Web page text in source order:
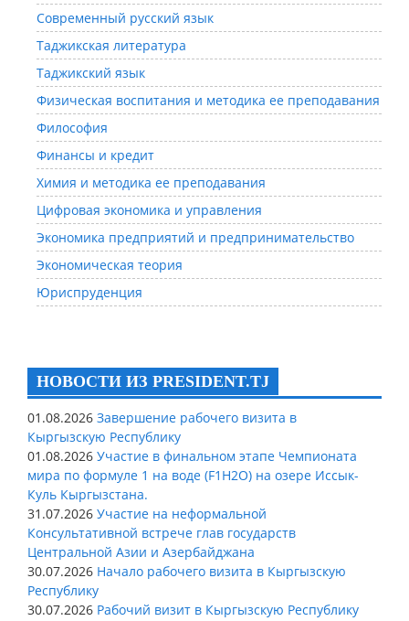
Современный русский язык
Таджикская литература
Таджикский язык
Физическая воспитания и методика ее преподавания
Философия
Финансы и кредит
Химия и методика ее преподавания
Цифровая экономика и управления
Экономика предприятий и предпринимательство
Экономическая теория
Юриспруденция
НОВОСТИ ИЗ PRESIDENT.TJ
01.08.2026 Завершение рабочего визита в
Кыргызскую Республику
01.08.2026 Участие в финальном этапе Чемпионата
мира по формуле 1 на воде (F1H2O) на озере Иссык-
Куль Кыргызстана.
31.07.2026 Участие на неформальной
Консультативной встрече глав государств
Центральной Азии и Азербайджана
30.07.2026 Начало рабочего визита в Кыргызскую
Республику
30.07.2026 Рабочий визит в Кыргызскую Республику